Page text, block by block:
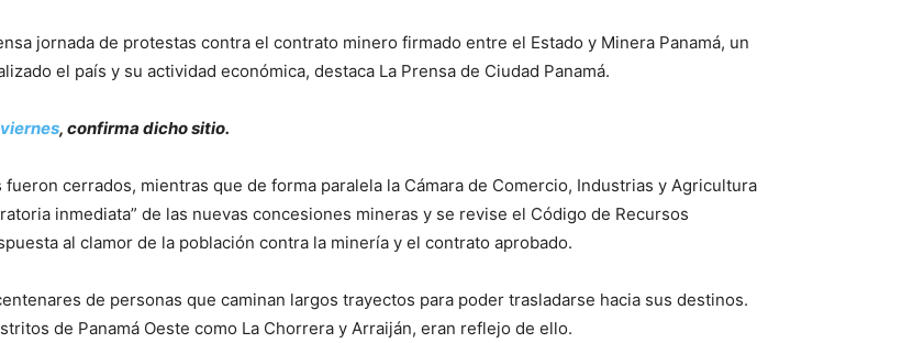
jornada de protestas contra el contrato minero firmado entre el Estado y Minera Panamá, un
el país y su actividad económica, destaca La Prensa de Ciudad Panamá.
, confirma dicho sitio.
cerrados, mientras que de forma paralela la Cámara de Comercio, Industrias y Agricultura
inmediata” de las nuevas concesiones mineras y se revise el Código de Recursos
al clamor de la población contra la minería y el contrato aprobado.
de personas que caminan largos trayectos para poder trasladarse hacia sus destinos.
de Panamá Oeste como La Chorrera y Arraiján, eran reflejo de ello.